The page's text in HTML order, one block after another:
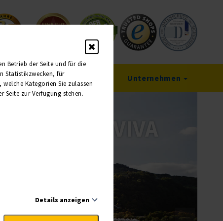
Service Unternehmen
Betrieb der Seite und für die
Statistikzwecken, für
Kategorien Sie zulassen
zur Verfügung stehen.
Details anzeigen